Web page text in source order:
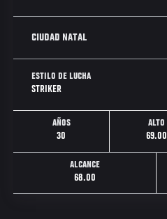
CIUDAD NATAL
ESTILO DE LUCHA
STRIKER
AÑOS
30
ALTO
69.00
ALCANCE
68.00